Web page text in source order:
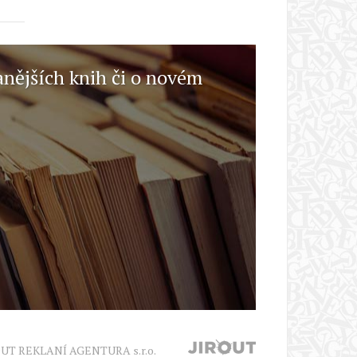
knih či o novém
REKLANÍ AGENTURA s.r.o.